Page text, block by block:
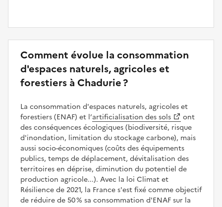
Comment évolue la consommation
d'espaces naturels, agricoles et
forestiers à Chadurie ?
La consommation d'espaces naturels, agricoles et
forestiers (ENAF) et l’artificialisation des sols
ont
des conséquences écologiques (biodiversité, risque
d'inondation, limitation du stockage carbone), mais
aussi socio-économiques (coûts des équipements
publics, temps de déplacement, dévitalisation des
territoires en déprise, diminution du potentiel de
production agricole...). Avec la loi Climat et
Résilience de 2021, la France s'est fixé comme objectif
de réduire de 50 % sa consommation d'ENAF sur la